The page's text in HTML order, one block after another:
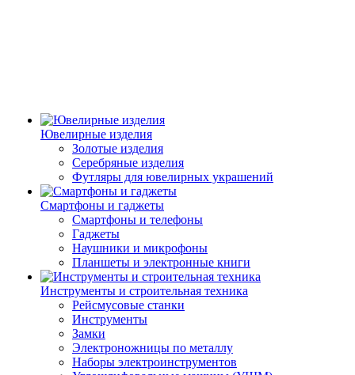
Ювелирные изделия
Золотые изделия
Серебряные изделия
Футляры для ювелирных украшений
Смартфоны и гаджеты
Смартфоны и телефоны
Гаджеты
Наушники и микрофоны
Планшеты и электронные книги
Инструменты и строительная техника
Рейсмусовые станки
Инструменты
Замки
Электроножницы по металлу
Наборы электроинструментов